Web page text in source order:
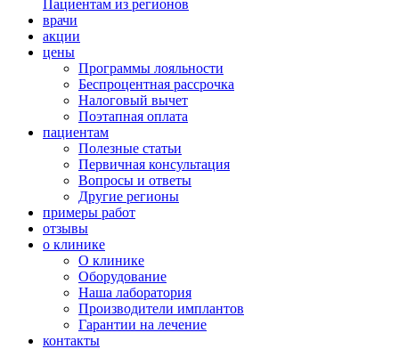
Пациентам из регионов
врачи
акции
цены
Программы лояльности
Беспроцентная рассрочка
Налоговый вычет
Поэтапная оплата
пациентам
Полезные статьи
Первичная консультация
Вопросы и ответы
Другие регионы
примеры работ
отзывы
о клинике
О клинике
Оборудование
Наша лаборатория
Производители имплантов
Гарантии на лечение
контакты